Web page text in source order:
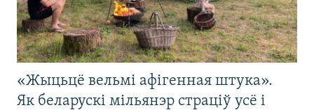
«Жыцьцё вельмі афігенная штука».
Як беларускі мільянэр страціў усё і